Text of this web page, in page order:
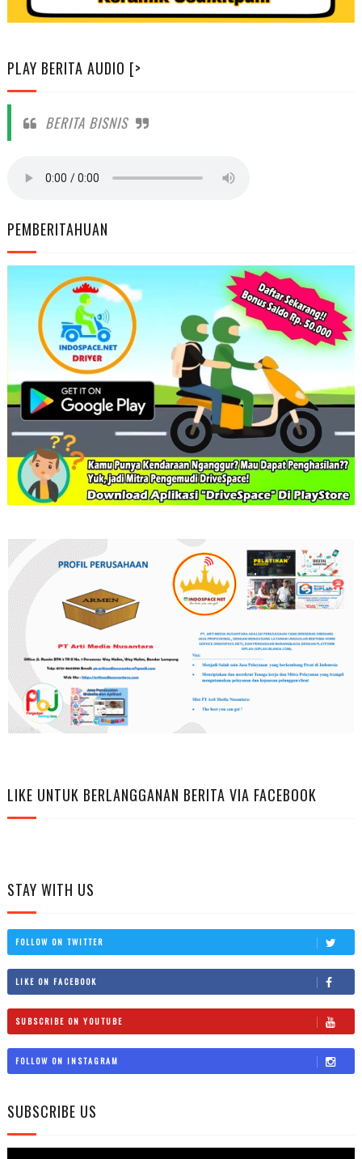
PLAY BERITA AUDIO [>
BERITA BISNIS
PEMBERITAHUAN
LIKE UNTUK BERLANGGANAN BERITA VIA FACEBOOK
STAY WITH US
FOLLOW ON TWITTER
LIKE ON FACEBOOK
SUBSCRIBE ON YOUTUBE
FOLLOW ON INSTAGRAM
SUBSCRIBE US